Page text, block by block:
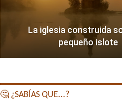
La iglesia construida
pequeño islote
🤔 ¿SABÍAS QUE...?